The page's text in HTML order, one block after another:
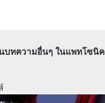
บทความอื่นๆ ในแพทโซนิค